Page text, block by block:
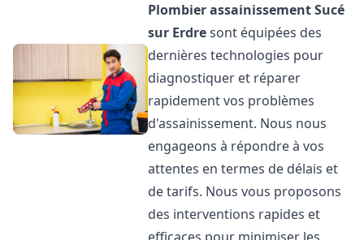
Plombier assainissementSucé
sur Erdresont équipées des
dernières technologies pour
diagnostiquer et réparer
rapidement vos problèmes
d'assainissement. Nous nous
engageons à répondre à vos
attentes en termes de délais et
de tarifs. Nous vous proposons
des interventions rapides et